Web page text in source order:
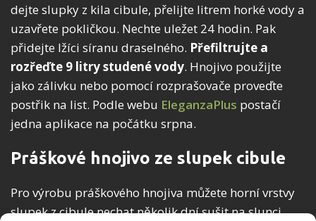
dejte slupky z kila cibule, přelijte litrem horké vody a
uzavřete pokličkou. Nechte uležet 24 hodin. Pak
přidejte lžíci síranu draselného. Přefiltrujte a
rozřeďte 9 litry studené vody. Hnojivo použijte
jako zálivku nebo pomocí rozprašovače proveďte
postřik na list. Podle webu EleganzaPlus postačí
jedna aplikace na počátku srpna.
Práškové hnojivo ze slupek cibule
Pro výrobu práškového hnojiva můžete horní vrstvy
slupek z cibule nechat několik dní sušit na slunci.